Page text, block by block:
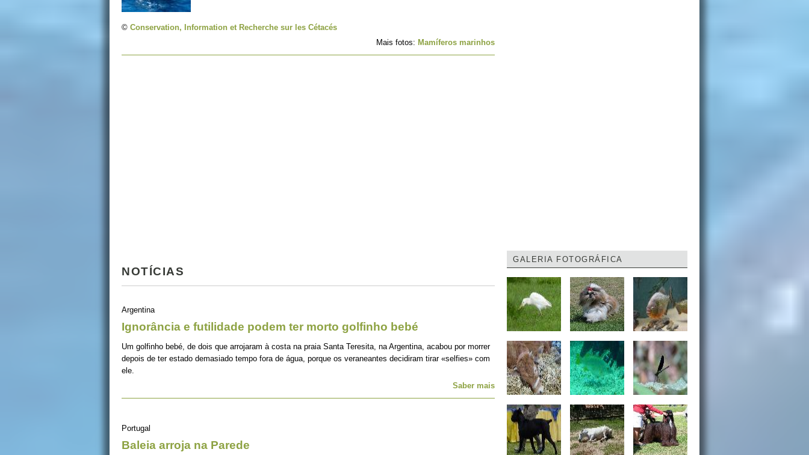
© Conservation, Information et Recherche sur les Cétacés
Mais fotos: Mamíferos marinhos
NOTÍCIAS
Argentina
Ignorância e futilidade podem ter morto golfinho bebé
Um golfinho bebé, de dois que arrojaram à costa na praia Santa Teresita, na Argentina, acabou por morrer
depois de ter estado demasiado tempo fora de água, porque os veraneantes decidiram tirar «selfies» com
ele.
Saber mais
Portugal
Baleia arroja na Parede
GALERIA FOTOGRÁFICA